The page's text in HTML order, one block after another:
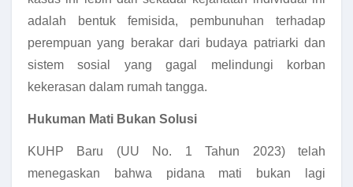
adalah bentuk femisida, pembunuhan terhadap
perempuan yang berakar dari budaya patriarki dan
sistem sosial yang gagal melindungi korban
kekerasan dalam rumah tangga.
Hukuman Mati Bukan Solusi
KUHP Baru (UU No. 1 Tahun 2023) telah
menegaskan bahwa pidana mati bukan lagi